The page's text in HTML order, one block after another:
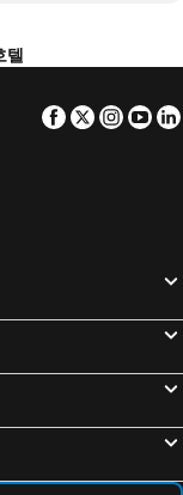
America
Manzanares
Barcelona Fira Gran Via
텔
Facebook
Twitter